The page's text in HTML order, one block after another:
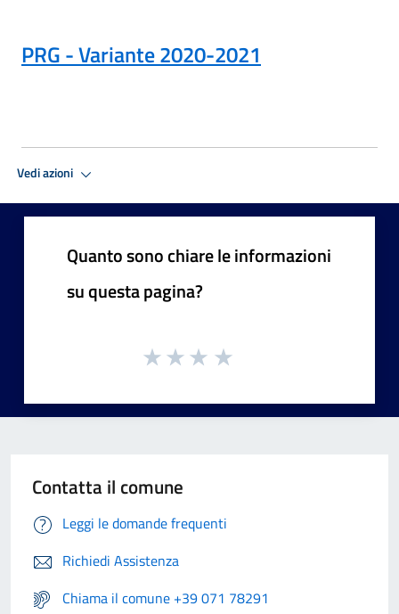
PRG - Variante 2020-2021
Vedi azioni
Quanto sono chiare le informazioni
su questa pagina?
Contatta il comune
Leggi le domande frequenti
Richiedi Assistenza
Chiama il comune +39 071 78291